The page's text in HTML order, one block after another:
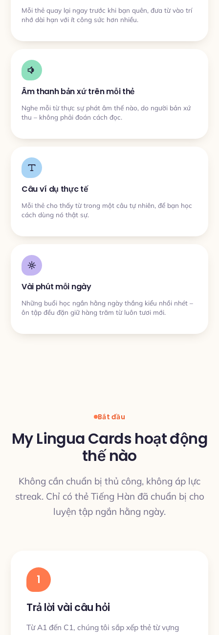
Mỗi thẻ quay lại ngay trước khi bạn quên, đưa từ vào trí
nhớ dài hạn với ít công sức hơn nhiều.
Âm thanh bản xứ trên mỗi thẻ
Nghe mỗi từ thực sự phát âm thế nào, do người bản xứ
thu – không phải đoán cách đọc.
Câu ví dụ thực tế
Mỗi thẻ cho thấy từ trong một câu tự nhiên, để bạn học
cách dùng nó thật sự.
Vài phút mỗi ngày
Những buổi học ngắn hằng ngày thắng kiểu nhồi nhét –
ôn tập đều đặn giữ hàng trăm từ luôn tươi mới.
Bắt đầu
My Lingua Cards hoạt động
thế nào
Không cần chuẩn bị thủ công, không áp lực
streak. Chỉ có thẻ Tiếng Hàn đã chuẩn bị cho
luyện tập ngắn hằng ngày.
1
Trả lời vài câu hỏi
Từ A1 đến C1, chúng tôi sắp xếp thẻ từ vựng